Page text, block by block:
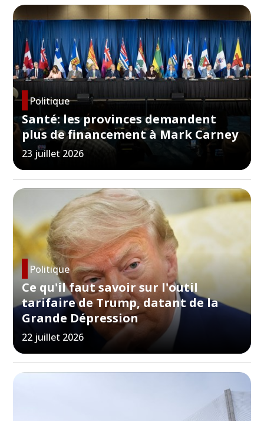
Politique
Santé: les provinces demandent
plus de financement à Mark Carney
23 juillet 2026
Politique
Ce qu'il faut savoir sur l'outil
tarifaire de Trump, datant de la
Grande Dépression
22 juillet 2026